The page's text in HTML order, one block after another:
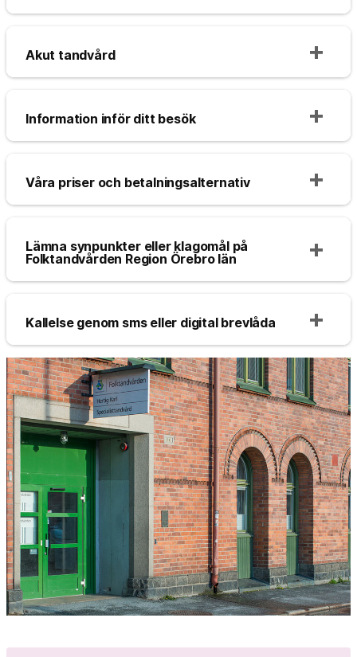
Akut tandvård
Information inför ditt besök
Våra priser och betalningsalternativ
Lämna synpunkter eller klagomål på
Folktandvården Region Örebro län
Kallelse genom sms eller digital brevlåda